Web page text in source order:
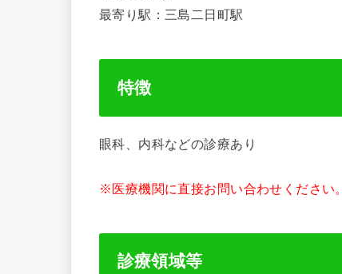
最寄り駅：三島二日町駅
特徴
眼科、内科などの診療あり
※医療機関に直接お問い合わせください。
診療領域等